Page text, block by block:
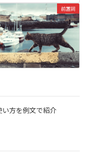
前置詞
方を例文で紹介